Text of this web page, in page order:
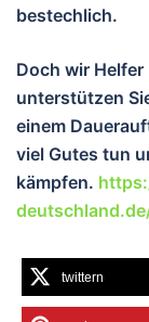
bestechlich.
Doch wir
unterstützen
einem
viel Gutes tun
kämpfen.
twittern